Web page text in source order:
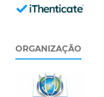
ORGANIZAÇÃO